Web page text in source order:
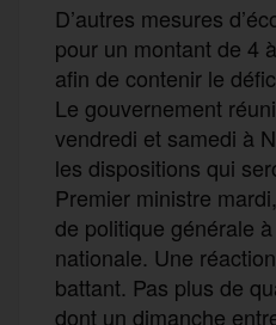
D’autres mesures
pour un montant de 4
afin de contenir le
Le gouvernement
vendredi et samedi à
les dispositions qui
Premier ministre
de politique générale à
nationale. Une
battant. Pas plus de
dont un dimanche